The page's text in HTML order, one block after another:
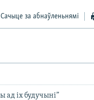
Сачыце за абнаўленьнямі
ад іх будучыні”